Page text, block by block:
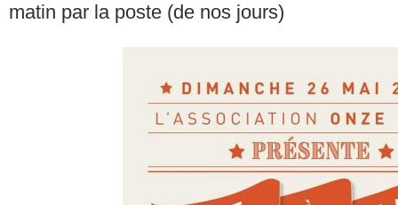
matin par la poste (de nos jours)